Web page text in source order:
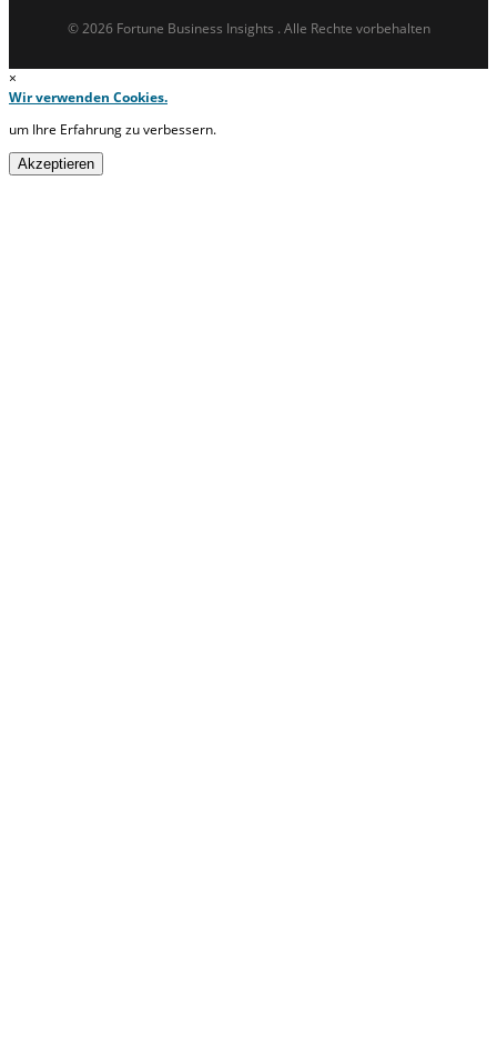
© 2026 Fortune Business Insights . Alle Rechte vorbehalten
×
Wir verwenden Cookies.
um Ihre Erfahrung zu verbessern.
Akzeptieren